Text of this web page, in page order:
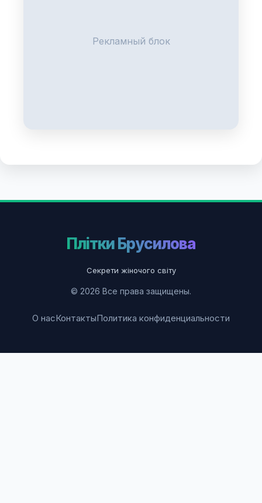
Рекламный блок
Плітки Брусилова
Секрети жіночого світу
© 2026 Все права защищены.
О насКонтактыПолитика конфиденциальности